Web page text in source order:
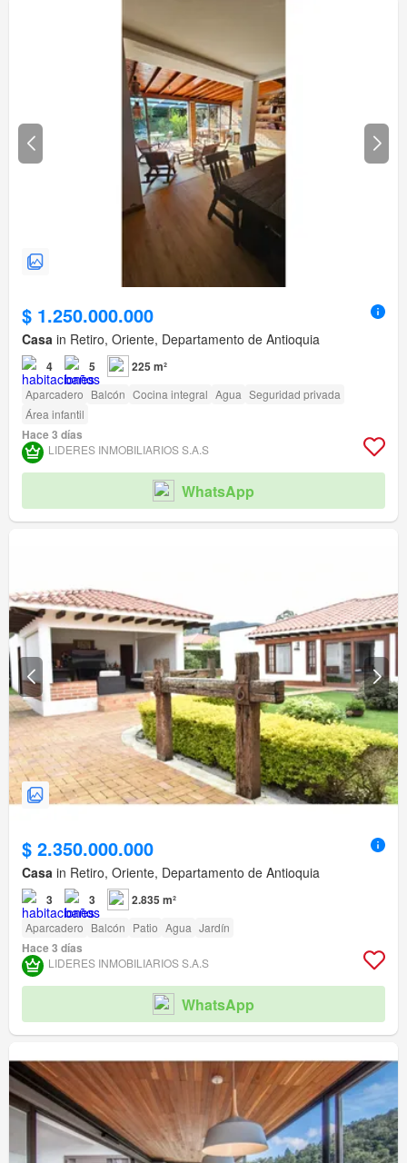
$ 1.250.000.000
Casa in Retiro, Oriente, Departamento de Antioquia
4 5 225 m²
Aparcadero Balcón Cocina integral Agua Seguridad privada
Área infantil
Hace 3 días
LIDERES INMOBILIARIOS S.A.S
WhatsApp
$ 2.350.000.000
Casa in Retiro, Oriente, Departamento de Antioquia
3 3 2.835 m²
Aparcadero Balcón Patio Agua Jardín
Hace 3 días
LIDERES INMOBILIARIOS S.A.S
WhatsApp